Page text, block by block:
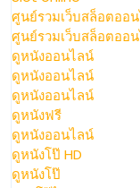
ศูนย์รวมเว็บสล็อตออ
ศูนย์รวมเว็บสล็อตออ
ดูหนังออนไลน์
ดูหนังออนไลน์
ดูหนังออนไลน์
ดูหนังฟรี
ดูหนังออนไลน์
ดูหนังโป๊ HD
ดูหนังโป๊